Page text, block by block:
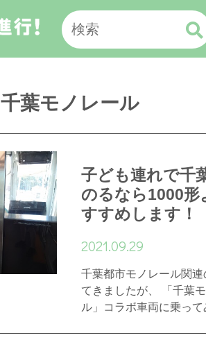
千葉モノレール
子ども連れで千
のるなら1000形
すすめします！
2021.09.29
千葉都市モノレール関
てきましたが、 「千葉
ル」コラボ車両に乗って